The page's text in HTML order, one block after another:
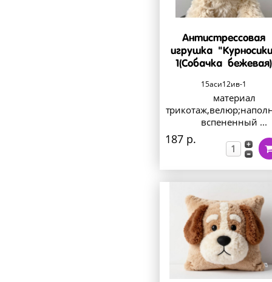
Антистрессовая
игрушка
1(Собачка бежевая)
15аси12ив-1
материал
вспененный ...
187 р.